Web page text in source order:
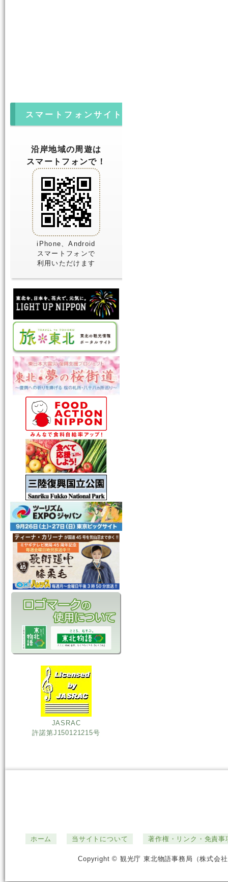
スマートフォンサイト
沿岸地域の周遊は
スマートフォンで！
iPhone、Android
スマートフォンで
利用いただけます
JASRAC
許諾第J150121215号
ホーム 当サイトについて 著作権・リンク・免責事
Copyright © 観光庁 東北物語事務局（株式会